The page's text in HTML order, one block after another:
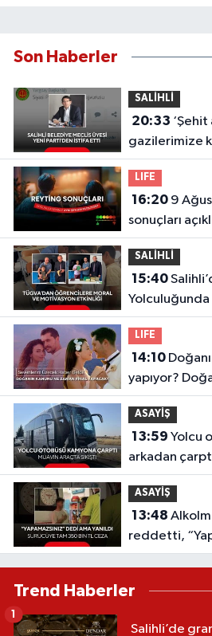
Son Haberler
SALİHLİ
20:33
gazilerimize
içinde
eleştirilerle
LIFE
16:209 Ağustos Pazar reyting
sonuçları
Masterchef
Şehre...
SALİHLİ
15:40Salihli’de Gençlerin Manevi
Yolculuğunda
LIFE
14:10Doğanın Kanunu final mi
yapıyor?
final
ASAYİŞ
13:59
arkadan
ağır 8 kişi
ASAYİŞ
13:48
reddetti,
Ceza 350 bin
Trend Haberler
Salihli’de
1